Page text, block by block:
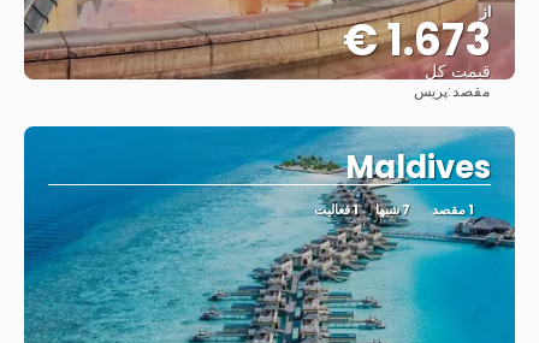
از
1.673 €
قیمت کل
مقصد:پریس
Maldives
1 مقصد 7 شبها 1 فعالیت